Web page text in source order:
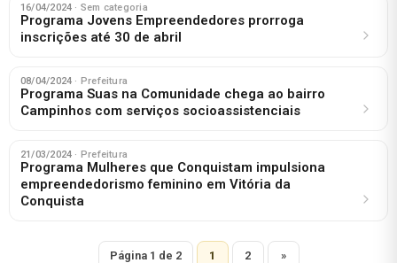
16/04/2024 · Sem categoria
Programa Jovens Empreendedores prorroga
inscrições até 30 de abril
08/04/2024 · Prefeitura
Programa Suas na Comunidade chega ao bairro
Campinhos com serviços socioassistenciais
21/03/2024 · Prefeitura
Programa Mulheres que Conquistam impulsiona
empreendedorismo feminino em Vitória da
Conquista
Página 1 de 2 1 2 »